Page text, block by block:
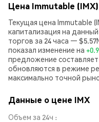
Цена Immutable
Текущая цена Immutable
капитализация на
торгов за 24 часа —
показал изменение на
предложение
обновляются в режиме
максимально точной
Данные о цене IMX
Объем за 24ч